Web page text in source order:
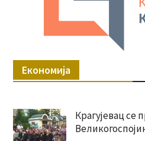
Економија
Крагујевац се